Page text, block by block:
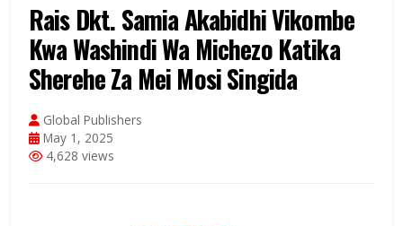
Rais Dkt. Samia Akabidhi Vikombe
Kwa Washindi Wa Michezo Katika
Sherehe Za Mei Mosi Singida
Global Publishers
May 1, 2025
4,628 views